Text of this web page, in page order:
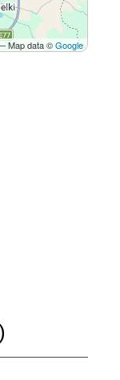
Map data ©Google